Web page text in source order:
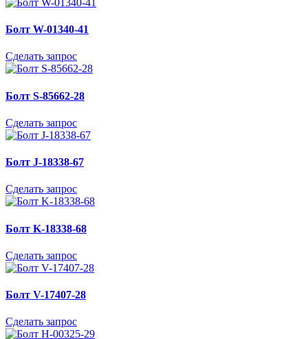
Болт W-01340-41
Сделать запрос
Болт S-85662-28
Сделать запрос
Болт J-18338-67
Сделать запрос
Болт K-18338-68
Сделать запрос
Болт V-17407-28
Сделать запрос